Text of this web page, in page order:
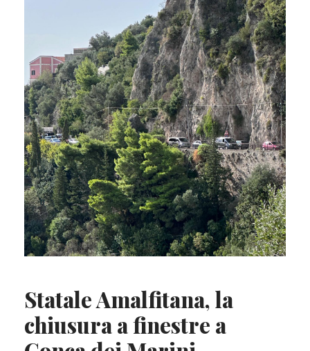
Statale Amalfitana, la
chiusura a finestre a